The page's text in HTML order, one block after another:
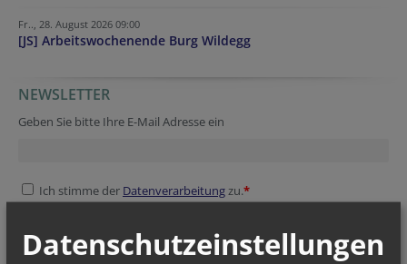
Fr.., 28. August 2026 09:00
[JS] Arbeitswochenende Burg Wildegg
Tracking ID
Tracking ID
Security token
Fax
Secondary phone
NEWSLETTER
Geben Sie bitte Ihre E-Mail Adresse ein
Ich stimme der Datenverarbeitungzu.*
Datenschutzeinstellungen